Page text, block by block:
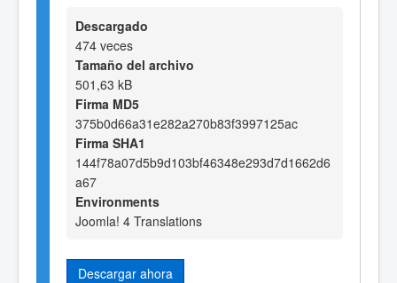
Descargado
474 veces
Tamaño del archivo
501,63 kB
Firma MD5
375b0d66a31e282a270b83f3997125ac
Firma SHA1
144f78a07d5b9d103bf46348e293d7d1662d6
a67
Environments
Joomla! 4 Translations
Descargar ahora